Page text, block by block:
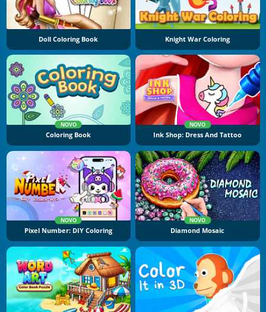
Doll Coloring Book Knight War Coloring
NOVO
Coloring Book
NOVO
Ink Shop: Dress And Tattoo
NOVO
Pixel Number: DIY Coloring
NOVO
Diamond Mosaic